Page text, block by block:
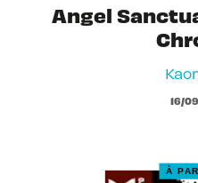
Angel
16/
À